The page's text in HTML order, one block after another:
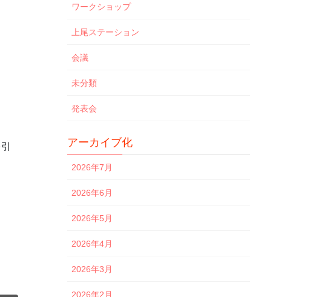
ワークショップ
上尾ステーション
会議
未分類
発表会
アーカイブ化
2026年7月
2026年6月
2026年5月
2026年4月
2026年3月
2026年2月